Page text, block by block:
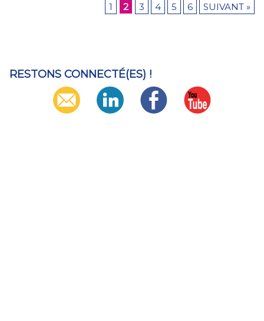
1 2 3 4 5 6 SUIVANT »
RESTONS CONNECTÉ(ES) !